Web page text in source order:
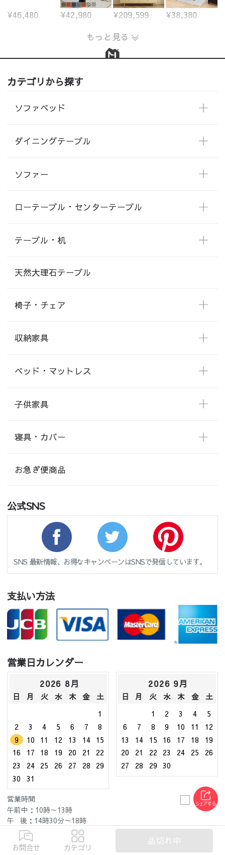
¥46,480 ¥42,980 ¥209,599
¥38,380
もっと見る
カテゴリから探す
ソファベッド
ダイニングテーブル
ソファー
ローテーブル・センターテーブル
テーブル・机
天然大理石テーブル
椅子・チェア
収納家具
ベッド・マットレス
子供家具
寝具・カバー
お急ぎ便商品
公式SNS
SNS 最新情報、お得なキャンペーンはSNSで発信しています。
支払い方法
営業日カレンダー
2026 8月
日 月 火 水 木 金
土
1
2
3 4 5 6 7
8
9
10 11 12 13 14
15
16
17 18 19 20 21
22
23
24 25 26 27 28
29
30
31
2026 9月
日 月 火 水 木 金
土
1
2 3 4
5
6
7 8 9 10 11
12
13
14 15 16 17 18
19
20
21 22 23 24 25
26
27
28 29 30
営業時間
: 休業日
午前中：10時～13時
午 後：14時30分～18時
休 み：土日祝日、店休日
お問合せ カテゴリ
品切れ中